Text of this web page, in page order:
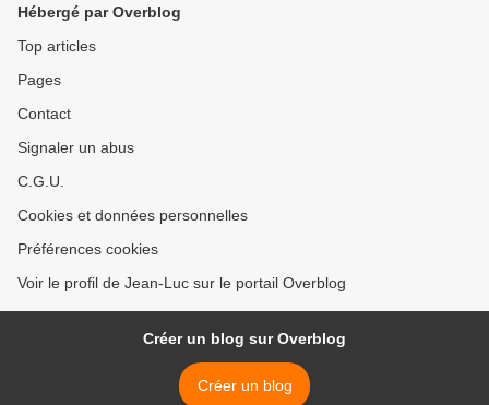
Hébergé par Overblog
Top articles
Pages
Contact
Signaler un abus
C.G.U.
Cookies et données personnelles
Préférences cookies
Voir le profil de Jean-Luc sur le portail Overblog
Créer un blog sur Overblog
Créer un blog